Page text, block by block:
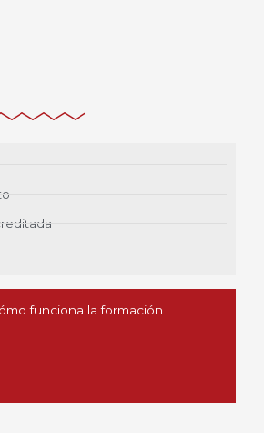
funciona la formación